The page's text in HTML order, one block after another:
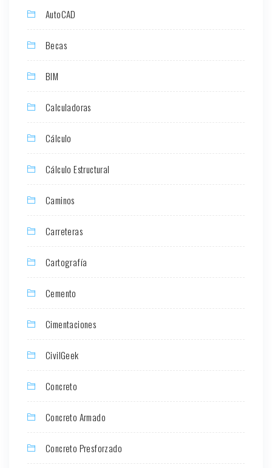
AutoCAD
Becas
BIM
Calculadoras
Cálculo
Cálculo Estructural
Caminos
Carreteras
Cartografía
Cemento
Cimentaciones
CivilGeek
Concreto
Concreto Armado
Concreto Presforzado